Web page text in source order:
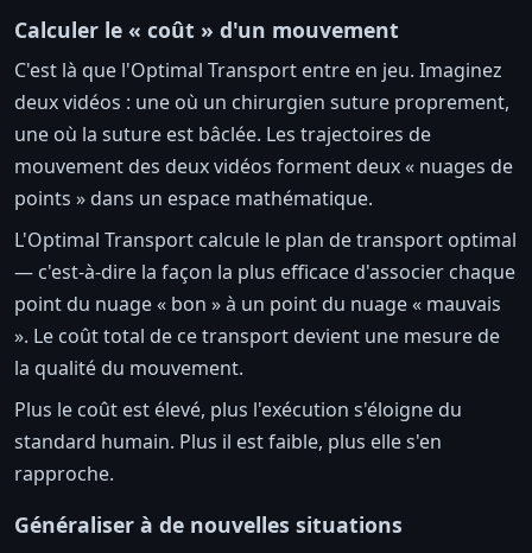
Calculer le « coût » d'un mouvement
C'est là que l'Optimal Transport entre en jeu. Imaginez
deux vidéos : une où un chirurgien suture proprement,
une où la suture est bâclée. Les trajectoires de
mouvement des deux vidéos forment deux « nuages de
points » dans un espace mathématique.
L'Optimal Transport calcule le plan de transport optimal
— c'est-à-dire la façon la plus efficace d'associer chaque
point du nuage « bon » à un point du nuage « mauvais
». Le coût total de ce transport devient une mesure de
la qualité du mouvement.
Plus le coût est élevé, plus l'exécution s'éloigne du
standard humain. Plus il est faible, plus elle s'en
rapproche.
Généraliser à de nouvelles situations